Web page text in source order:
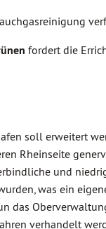
fordert die
soll erweitert
Rheinseite
und
was ein
das
verhandelt